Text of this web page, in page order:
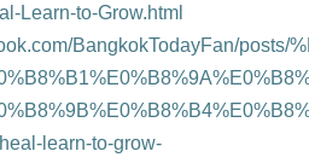
Learn-to-Grow.html
BangkokTodayFan/posts/
learn-to-grow-